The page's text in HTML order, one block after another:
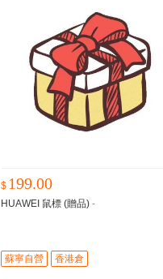
$ 199.00
HUAWEI 鼠標 (贈品) -
蘇寧自營 香港倉